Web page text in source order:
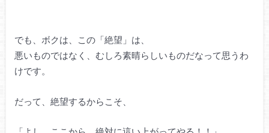
でも、ボクは、この「絶望」は、
悪いものではなく、むしろ素晴らしいものだなって思うわ
けです。
だって、絶望するからこそ、